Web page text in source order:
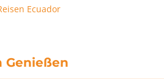
Ecuador
Genießen